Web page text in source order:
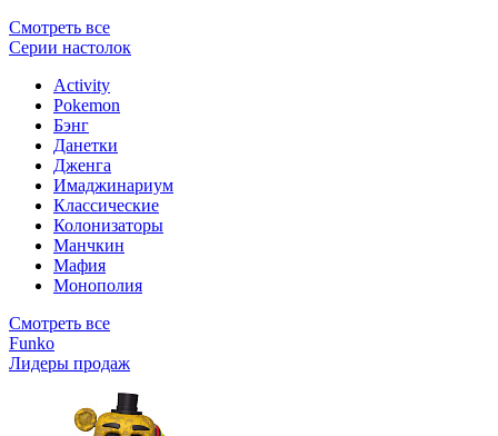
Смотреть все
Серии настолок
Activity
Pokemon
Бэнг
Данетки
Дженга
Имаджинариум
Классические
Колонизаторы
Манчкин
Мафия
Монополия
Смотреть все
Funko
Лидеры продаж